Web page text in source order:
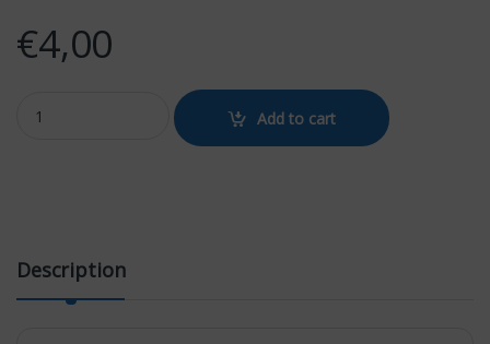
€4,00
PEUGEOT SILICONE CASE - CITROEN BLACK quantity
Add to cart
Description